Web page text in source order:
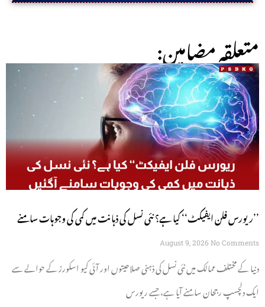
:متعلقہ مضامین
’’ریورس فلن ایفیکٹ‘‘ کیا ہے؟ نئی نسل کی ذہانت میں کمی کی وجوہات سامنے
آگئیں
August 9, 2026 No Comments
دنیا کے مختلف ممالک میں نئی نسل کی ذہنی صلاحیتوں اور آئی کیو اسکورز کے حوالے سے
ایک دلچسپ رجحان سامنے آیا ہے، جسے ریورس